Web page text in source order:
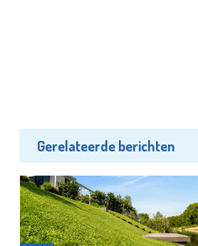
Gerelateerde berichten